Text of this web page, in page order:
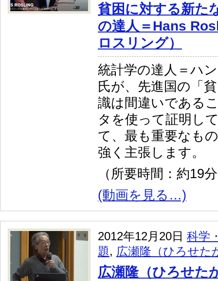
貧困に対する新た
の達人＝Hans
ロスリング）
統計学の達人＝ハ
氏が、先進国の「
識は間違いである
タを使って証明し
て、最も重要なも
強く主張します。
（所要時間：約19
(動画を見る…)
2012年12月20日 科学
題, 広瀬隆（ひろせた
広瀬隆（ひろせた